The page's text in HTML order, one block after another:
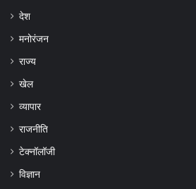
देश
मनोरंजन
राज्य
खेल
व्यापार
राजनीति
टेक्नॉलॉजी
विज्ञान